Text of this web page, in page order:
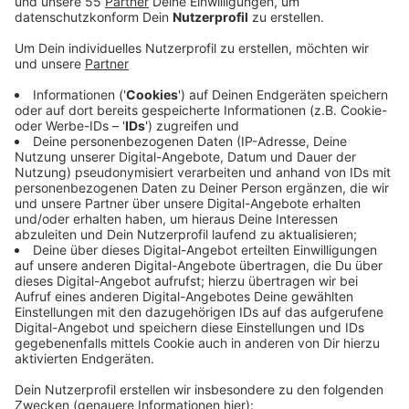
Anzeige
Die Deutsche Bahn spricht von zwingend notwendigen
Arbeiten, um die Strecke für die kommenden Jahre fit
zu halten. Denn auf der Strecke zwischen Hagen,
Wuppertal und Leverkusen sind immer mehr Züge
unterwegs. Hinzu kommen die vielen starken
Regenfälle der vergangenen Jahre, die die
Infrastruktur der Bahn stark in Mitleidenschaft
gezogen haben. Die DB wird deshalb jetzt Schienen,
Schwellen und Schotter erneuern. Das alles für rund
12 Millionen Euro. Los gehen die Arbeiten am
kommenden Mittwoch (25.10.). Sie werden gut einen
Monat dauern.Alle Einschränkungen findet ihr hier.